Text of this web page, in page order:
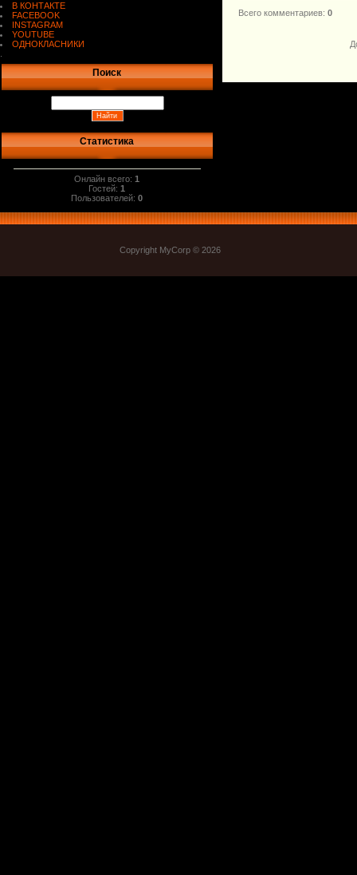
В КОНТАКТЕ
FACEBOOK
INSTAGRAM
YOUTUBE
ОДНОКЛАСНИКИ
Поиск
Статистика
Онлайн всего:1
Гостей:1
Пользователей:0
Всего комментариев: 0
Copyright MyCorp © 2026